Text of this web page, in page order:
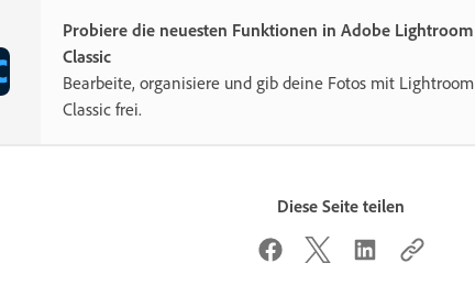
Probiere die neuesten Funktionen in Adobe Lightroom
Classic
Bearbeite, organisiere und gib deine Fotos mit Lightroom
Classic frei.
Diese Seite teilen